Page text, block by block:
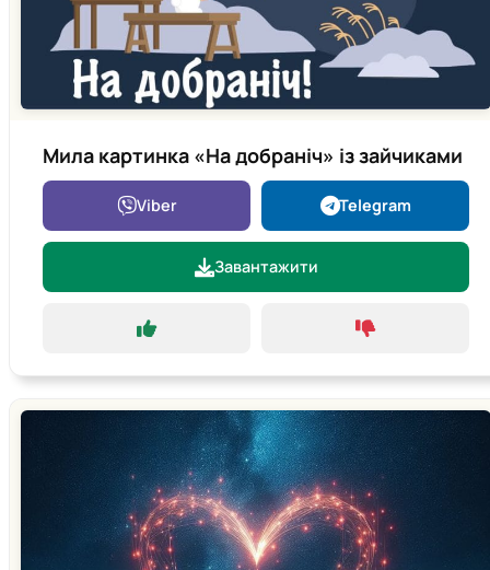
Мила картинка «На добраніч» із зайчиками
Viber Telegram
Завантажити